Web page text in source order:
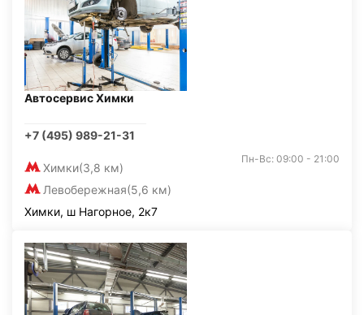
Автосервис Химки
+7 (495) 989-21-31
Химки(3,8 км)
Левобережная(5,6 км)
Пн-Вс: 09:00 - 21:00
Химки, ш Нагорное, 2к7